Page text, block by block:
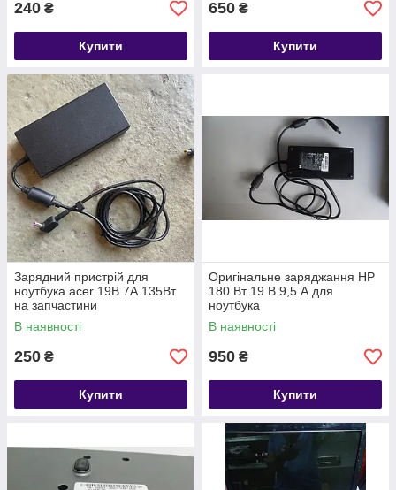
240 ₴
Купити
650 ₴
Купити
Зарядний пристрій для
ноутбука acer 19В 7А 135Вт
на запчастини
В наявності
250 ₴
Купити
Оригінальне заряджання HP
180 Вт 19 В 9,5 А для
ноутбука
В наявності
950 ₴
Купити